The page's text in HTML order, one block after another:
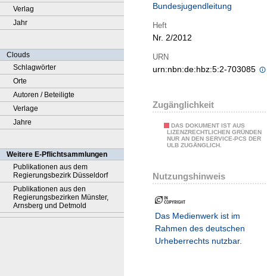
Verlag
Jahr
Clouds
Schlagwörter
Orte
Autoren / Beteiligte
Verlage
Jahre
Weitere E-Pflichtsammlungen
Publikationen aus dem
Regierungsbezirk Düsseldorf
Publikationen aus den
Regierungsbezirken Münster,
Arnsberg und Detmold
Bundesjugendleitung
Heft
Nr. 2/2012
URN
urn:nbn:de:hbz:5:2-703085
Zugänglichkeit
DAS DOKUMENT IST AUS
LIZENZRECHTLICHEN GRÜNDEN
NUR AN DEN SERVICE-PCS DER
ULB ZUGÄNGLICH.
Nutzungshinweis
Das Medienwerk ist im
Rahmen des deutschen
Urheberrechts nutzbar.